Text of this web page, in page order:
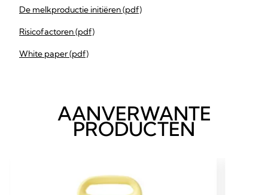
De melkproductie initiëren (pdf)
Risicofactoren (pdf)
White paper (pdf)
AANVERWANTE
PRODUCTEN